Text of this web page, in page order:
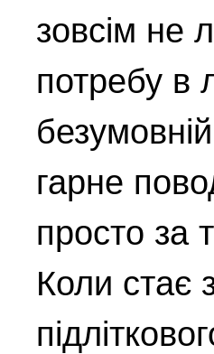
зовсім не
потребу в
гарне
просто за
Коли стає